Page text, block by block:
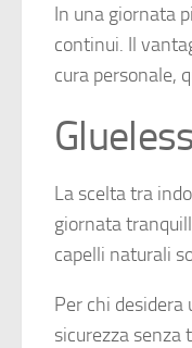
In una giornata
continui. Il
cura personale,
La scelta tra
giornata
capelli naturali
Per chi
sicurezza senza